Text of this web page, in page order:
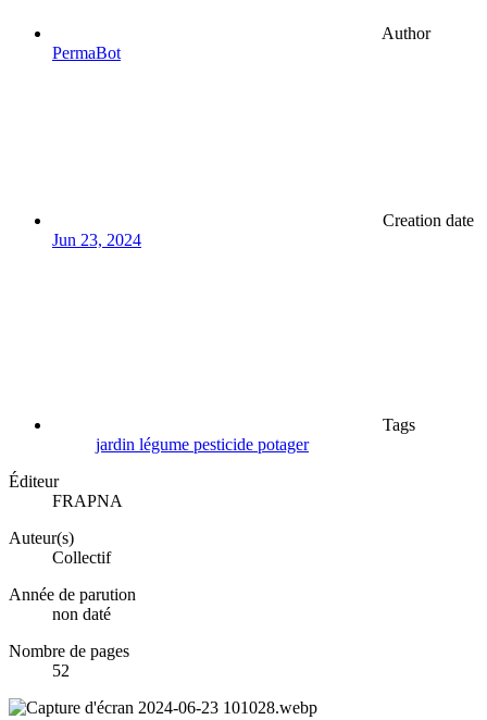
Author
PermaBot
Creation date
Jun 23, 2024
Tags
jardin légume pesticide potager
Éditeur
FRAPNA
Auteur(s)
Collectif
Année de parution
non daté
Nombre de pages
52